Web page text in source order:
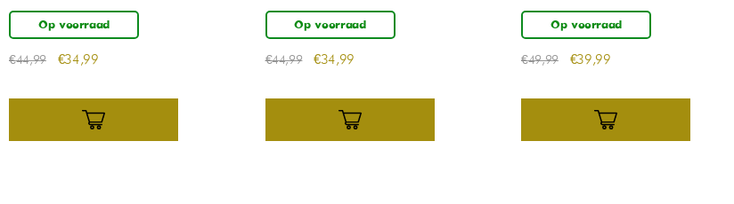
Op voorraad
€44,99 €34,99
Op voorraad
€44,99 €34,99
Op voorraad
€49,99 €39,99